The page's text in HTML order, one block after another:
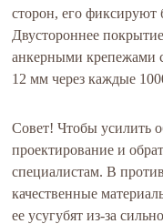
сторон, его фиксируют
Двустороннее
анкерными крепежами
12 мм через каждые
Совет! Чтобы усилить
проектирование и
специалистам. В
качественные
ее усугубят из-за